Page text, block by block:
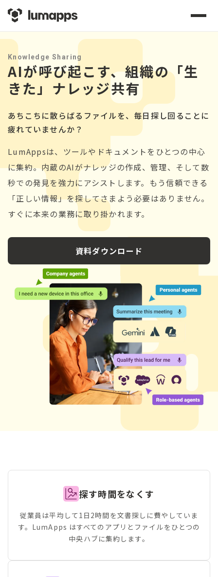
Knowledge Sharing
AIが呼び起こす、組織の「生
きた」ナレッジ共有
あちこちに散らばるファイルを、毎日探し回ることに
疲れていませんか？
LumAppsは、ツールやドキュメントをひとつの中心
に集約。内蔵のAIがナレッジの作成、管理、そして数
秒での発見を強力にアシストします。もう信頼できる
「正しい情報」を探してさまよう必要はありません。
すぐに本来の業務に取り掛かれます。
資料ダウンロード
探す時間をなくす
従業員は平均して1日2時間を文書探しに費やしていま
す。LumApps はすべてのアプリとファイルをひとつの
中央ハブに集約します。